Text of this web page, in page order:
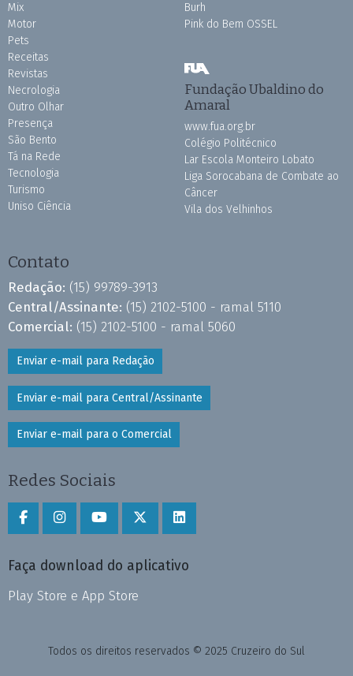
Mix
Motor
Pets
Receitas
Revistas
Necrologia
Outro Olhar
Presença
São Bento
Tá na Rede
Tecnologia
Turismo
Uniso Ciência
Burh
Pink do Bem OSSEL
Fundação Ubaldino do
Amaral
www.fua.org.br
Colégio Politécnico
Lar Escola Monteiro Lobato
Liga Sorocabana de Combate ao
Câncer
Vila dos Velhinhos
Contato
Redação: (15) 99789-3913
Central/Assinante: (15) 2102-5100 - ramal 5110
Comercial: (15) 2102-5100 - ramal 5060
Enviar e-mail para Redação
Enviar e-mail para Central/Assinante
Enviar e-mail para o Comercial
Redes Sociais
Faça download do aplicativo
Play Store e App Store
Todos os direitos reservados © 2025 Cruzeiro do Sul